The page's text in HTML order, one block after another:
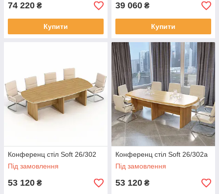
74 220 ₴
Купити
39 060 ₴
Купити
Конференц стіл Soft 26/302
Під замовлення
53 120 ₴
Конференц стіл Soft 26/302a
Під замовлення
53 120 ₴